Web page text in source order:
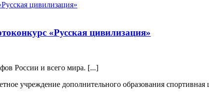
«Русская цивилизация»
России и всего мира. [...]
учреждение дополнительного образования